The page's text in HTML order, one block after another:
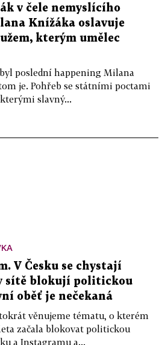
v čele nemyslícího
Knížáka oslavuje
kterým umělec
poslední happening Milana
je. Pohřeb se státními poctami
slavný...
V Česku se chystají
sítě blokují politickou
oběť je nečekaná
věnujeme tématu, o kterém
začala blokovat politickou
a Instagramu a...